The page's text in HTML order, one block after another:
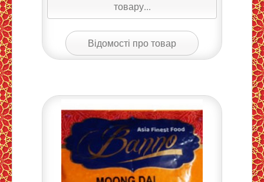
товару...
Відомості про товар